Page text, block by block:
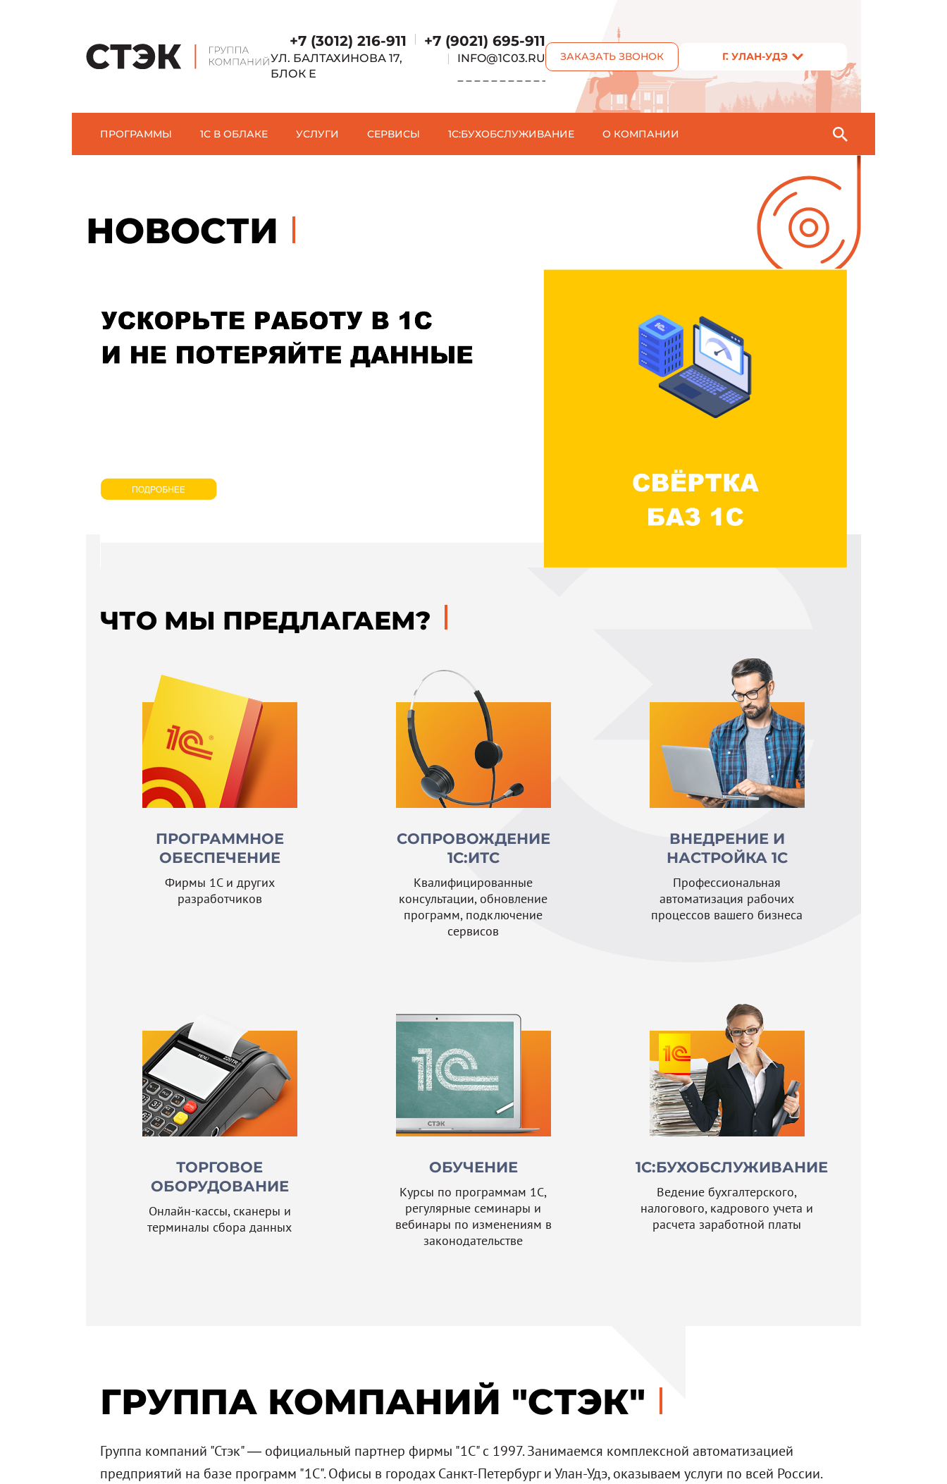
+7 (3012) 216-911 | +7 (9021) 695-911
УЛ. БАЛТАХИНОВА 17,
БЛОК Е
| INFO@1C03.RU ЗАКАЗАТЬ ЗВОНОК Г. УЛАН-УДЭ
ПРОГРАММЫ 1С В ОБЛАКЕ УСЛУГИ СЕРВИСЫ 1C:БУХОБСЛУЖИВАНИЕ О КОМПАНИИ
НОВОСТИ
ЧТО МЫ ПРЕДЛАГАЕМ?
ПРОГРАММНОЕ
ОБЕСПЕЧЕНИЕ
Фирмы 1С и других
разработчиков
СОПРОВОЖДЕНИЕ
1С:ИТС
Квалифицированные
консультации, обновление
программ, подключение
сервисов
ВНЕДРЕНИЕ И
НАСТРОЙКА 1С
Профессиональная
автоматизация рабочих
процессов вашего бизнеса
ТОРГОВОЕ
ОБОРУДОВАНИЕ
Онлайн-кассы, сканеры и
терминалы сбора данных
ОБУЧЕНИЕ
Курсы по программам 1С,
регулярные семинары и
вебинары по изменениям в
законодательстве
1С:БУХОБСЛУЖИВАНИЕ
Ведение бухгалтерского,
налогового, кадрового учета и
расчета заработной платы
ГРУППА КОМПАНИЙ "СТЭК"
Группа компаний "Стэк" — официальный партнер фирмы "1С" с 1997. Занимаемся комплексной автоматизацией
предприятий на базе программ "1С". Офисы в городах Санкт-Петербург и Улан-Удэ, оказываем услуги по всей России.